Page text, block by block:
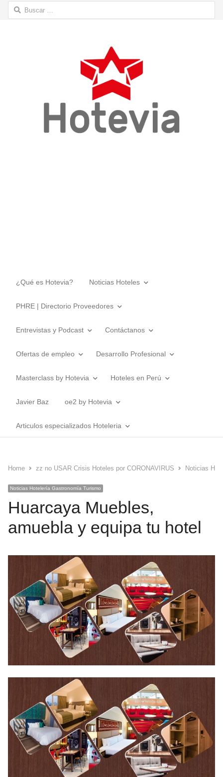
Buscar:
¿Qué es Hotevia? Noticias Hoteles
PHRE | Directorio Proveedores
Entrevistas y Podcast Contáctanos
Ofertas de empleo Desarrollo Profesional
Masterclass by Hotevia Hoteles en Perú
Javier Baz oe2 by Hotevia
Articulos especializados Hoteleria
Home zz no USAR Crisis Hoteles por CORONAVIRUS Noticias
Noticias Hotelería Gastronomía Turismo
Huarcaya Muebles,
amuebla y equipa tu hotel